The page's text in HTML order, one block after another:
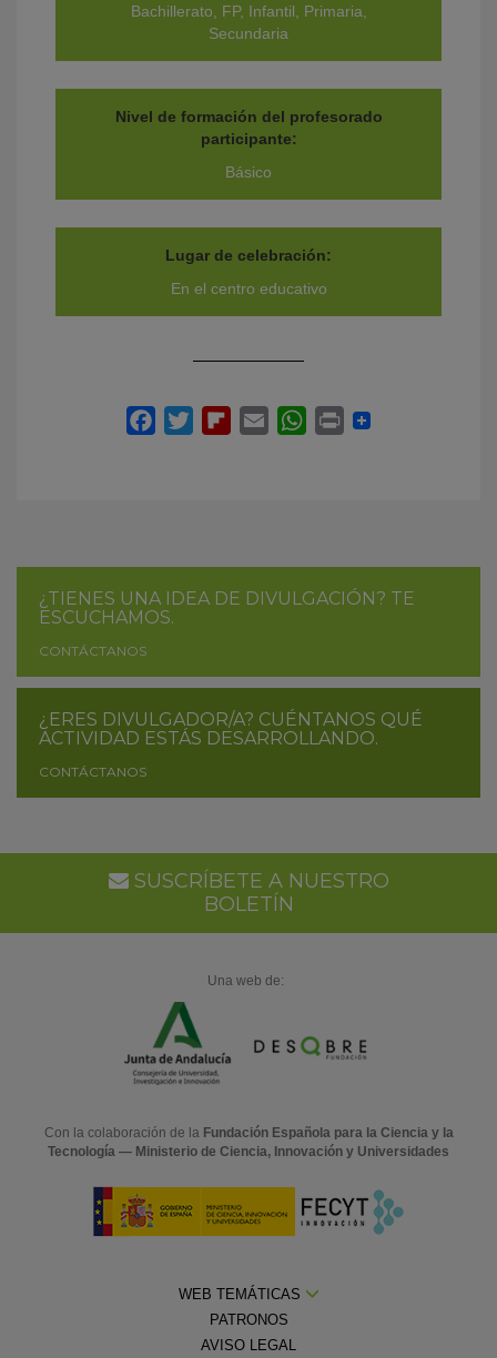
Bachillerato, FP, Infantil, Primaria,
Secundaria
Nivel de formación del profesorado
participante:
Básico
Lugar de celebración:
En el centro educativo
¿TIENES UNA IDEA DE DIVULGACIÓN? TE
ESCUCHAMOS.
CONTÁCTANOS
¿ERES DIVULGADOR/A? CUÉNTANOS QUÉ
ACTIVIDAD ESTÁS DESARROLLANDO.
CONTÁCTANOS
SUSCRÍBETE A NUESTRO
BOLETÍN
Una web de:
Con la colaboración de la Fundación Española para la Ciencia y la
Tecnología — Ministerio de Ciencia, Innovación y Universidades
WEB TEMÁTICAS
PATRONOS
AVISO LEGAL